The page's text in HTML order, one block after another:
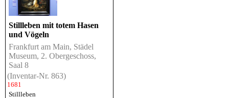
Stillleben mit totem Hasen
und Vögeln
Frankfurt am Main, Städel
Museum, 2. Obergeschoss,
Saal 8
(Inventar-Nr. 863)
1681
Stillleben